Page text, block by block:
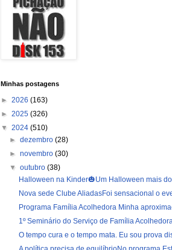
Minhas postagens
► 2026 (163)
► 2025 (326)
▼ 2024 (510)
►dezembro(28)
►novembro(30)
▼outubro(38)
Halloween na Kinder🎃Um Halloween mais
Nova sede Clube AliadasFoi sensacional o
Programa Família Acolhedora Minha
1º Seminário do Serviço de Família
O tempo cura e o tempo mata. Eu sou prova